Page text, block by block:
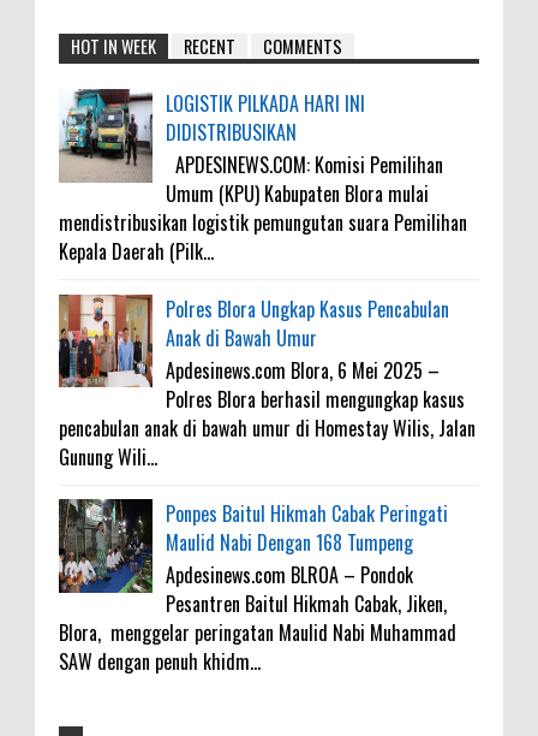
HOT IN WEEK RECENT COMMENTS
LOGISTIK PILKADA HARI INI
DIDISTRIBUSIKAN
APDESINEWS.COM: Komisi Pemilihan
Umum (KPU) Kabupaten Blora mulai
mendistribusikan logistik pemungutan suara Pemilihan
Kepala Daerah (Pilk...
Polres Blora Ungkap Kasus Pencabulan
Anak di Bawah Umur
Apdesinews.com Blora, 6 Mei 2025 –
Polres Blora berhasil mengungkap kasus
pencabulan anak di bawah umur di Homestay Wilis, Jalan
Gunung Wili...
Ponpes Baitul Hikmah Cabak Peringati
Maulid Nabi Dengan 168 Tumpeng
Apdesinews.com BLROA – Pondok
Pesantren Baitul Hikmah Cabak, Jiken,
Blora, menggelar peringatan Maulid Nabi Muhammad
SAW dengan penuh khidm...